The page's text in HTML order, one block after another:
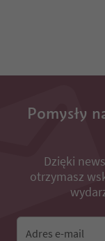
Pomysły
Dzięki
otrzymasz
Adres e-mail